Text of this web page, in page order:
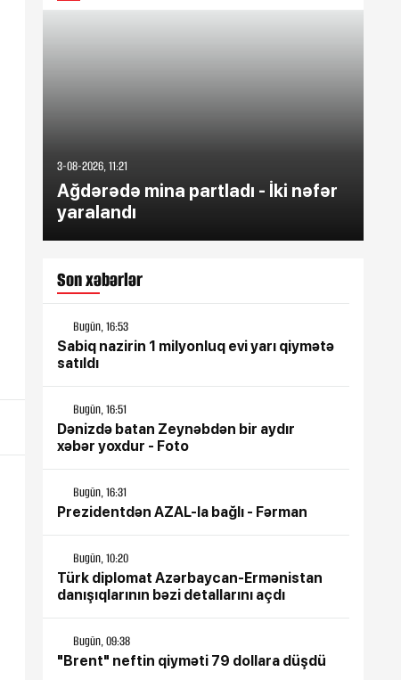
3-08-2026, 11:21
Ağdərədə mina partladı - İki nəfər
yaralandı
Son xəbərlər
Bugün, 16:53
Sabiq nazirin 1 milyonluq evi yarı qiymətə
satıldı
Bugün, 16:51
Dənizdə batan Zeynəbdən bir aydır
xəbər yoxdur - Foto
Bugün, 16:31
Prezidentdən AZAL-la bağlı - Fərman
Bugün, 10:20
Türk diplomat Azərbaycan-Ermənistan
danışıqlarının bəzi detallarını açdı
Bugün, 09:38
"Brent" neftin qiyməti 79 dollara düşdü